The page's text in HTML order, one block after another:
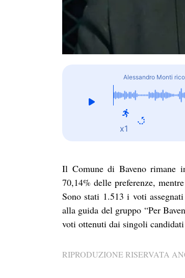
Alessandro Monti
x1
Il Comune di Baveno rimane
70,14% delle preferenze,
Sono stati 1.513 i voti
alla guida del gruppo “Per
voti ottenuti dai singoli
RIPRODUZIONE RISERVATA